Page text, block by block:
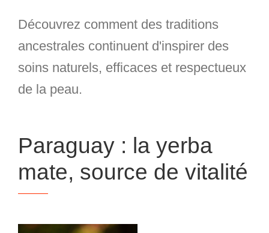
Découvrez comment des traditions
ancestrales continuent d'inspirer des
soins naturels, efficaces et respectueux
de la peau.
Paraguay : la yerba
mate, source de vitalité